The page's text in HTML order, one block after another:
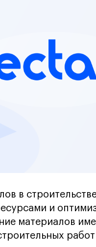
в
и
материалов